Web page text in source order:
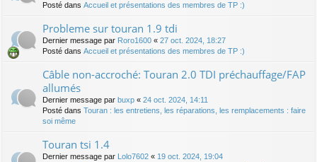
Posté dans Accueil et présentations des membres de TP :)
Probleme sur touran 1.9 tdi
Dernier message par Roro1600 « 27 oct. 2024, 18:27
Posté dans Accueil et présentations des membres de TP :)
Câble non-accroché: Touran 2.0 TDI préchauffage/FAP
allumés
Dernier message par buxp « 24 oct. 2024, 14:11
Posté dans Touran : les entretiens, les réparations, les remplacements : faire
soi même
Touran tsi 1.4
Dernier message par Lolo7602 « 19 oct. 2024, 19:04